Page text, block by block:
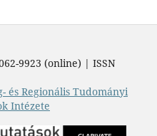
9923 (online) | ISSN
és Regionális Tudományi
Intézete